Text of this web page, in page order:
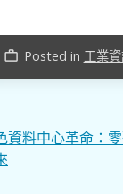
work_outline Posted in 工業
資料中心革命：